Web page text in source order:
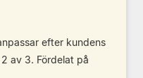
efter kundens
av 3. Fördelat på